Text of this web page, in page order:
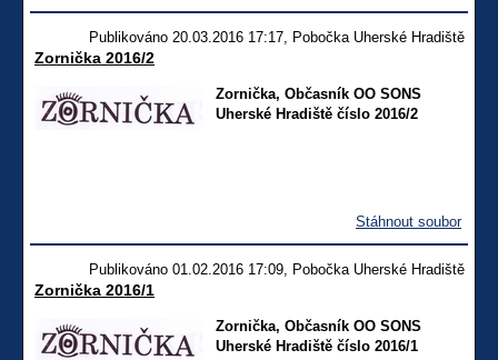
Publikováno 20.03.2016 17:17, Pobočka Uherské Hradiště
Zornička 2016/2
Zornička, Občasník OO SONS
Uherské Hradiště číslo 2016/2
Stáhnout soubor
Publikováno 01.02.2016 17:09, Pobočka Uherské Hradiště
Zornička 2016/1
Zornička, Občasník OO SONS
Uherské Hradiště číslo 2016/1